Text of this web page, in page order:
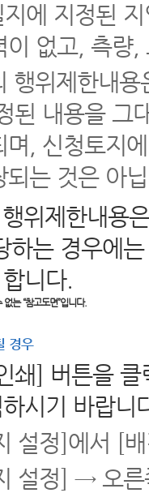
에 지정된
없고, 측량
행위제한내
된 내용을 그
며, 신청토지
는 것은 아
위제한내용
하는 경우에
니다.
는 “참고도면”입니다.
경우
쇄] 버튼을
시기 바랍니
설정]에서 [
설정] → 오